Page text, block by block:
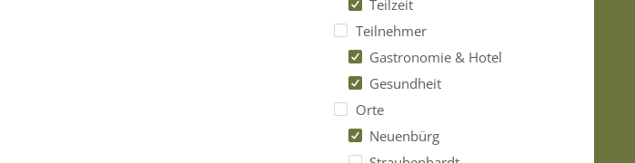
Teilzeit
Teilnehmer
Gastronomie & Hotel
Gesundheit
Orte
Neuenbürg